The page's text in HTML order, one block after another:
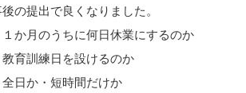
の提出で良くなりました。
１か月のうちに何日休業にするのか
教育訓練日を設けるのか
全日か・短時間だけか